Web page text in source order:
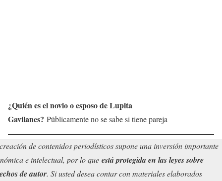
¿Quién es el novio o esposo deLupita
Gavilanes? Públicamente no se sabe si tiene pareja
de contenidos periodísticos supone una inversión importante
e intelectual, por lo que está protegida en las leyes sobre
de autor. Si usted desea contar con materiales elaborados